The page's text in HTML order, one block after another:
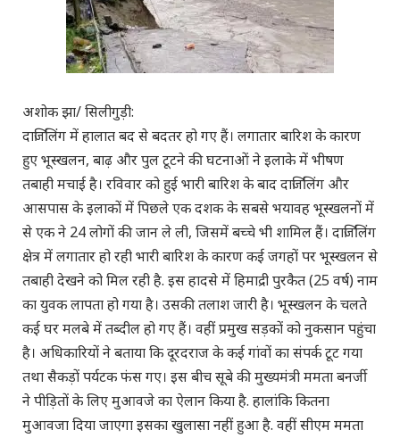
अशोक झा/ सिलीगुड़ी:
दार्जिलिंग में हालात बद से बदतर हो गए हैं। लगातार बारिश के कारण
हुए भूस्खलन, बाढ़ और पुल टूटने की घटनाओं ने इलाके में भीषण
तबाही मचाई है। रविवार को हुई भारी बारिश के बाद दार्जिलिंग और
आसपास के इलाकों में पिछले एक दशक के सबसे भयावह भूस्खलनों में
से एक ने 24 लोगों की जान ले ली, जिसमें बच्चे भी शामिल हैं। दार्जिलिंग
क्षेत्र में लगातार हो रही भारी बारिश के कारण कई जगहों पर भूस्खलन से
तबाही देखने को मिल रही है. इस हादसे में हिमाद्री पुरकैत (25 वर्ष) नाम
का युवक लापता हो गया है। उसकी तलाश जारी है। भूस्खलन के चलते
कई घर मलबे में तब्दील हो गए हैं। वहीं प्रमुख सड़कों को नुकसान पहुंचा
है। अधिकारियों ने बताया कि दूरदराज के कई गांवों का संपर्क टूट गया
तथा सैकड़ों पर्यटक फंस गए। इस बीच सूबे की मुख्यमंत्री ममता बनर्जी
ने पीड़ितों के लिए मुआवजे का ऐलान किया है. हालांकि कितना
मुआवजा दिया जाएगा इसका खुलासा नहीं हुआ है. वहीं सीएम ममता